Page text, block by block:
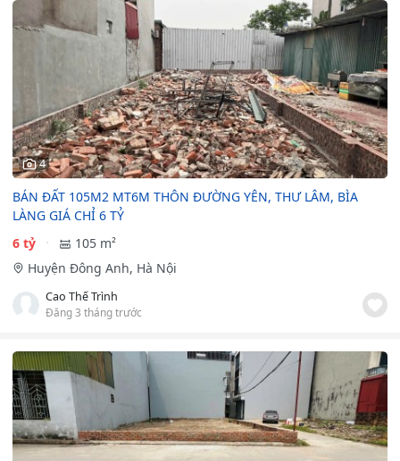
4
BÁN ĐẤT 105M2 MT6M THÔN ĐƯỜNG YÊN, THƯ LÂM, BÌA
LÀNG GIÁ CHỈ 6 TỶ
6 tỷ
105 m²
Huyện Đông Anh, Hà Nội
Cao Thế Trình
Đăng 3 tháng trước